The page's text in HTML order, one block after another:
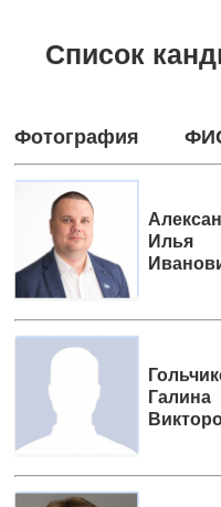
Список
Фотография
Илья
Галина